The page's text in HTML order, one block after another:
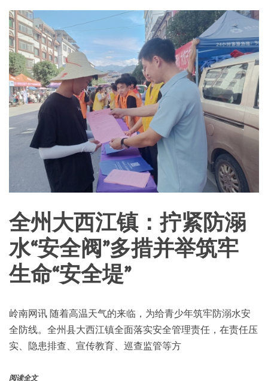
全州大西江镇：拧紧防溺
水“安全阀”多措并举筑牢
生命“安全堤”
岭南网讯 随着高温天气的来临，为给青少年筑牢防溺水安
全防线。全州县大西江镇全面落实安全管理责任，在责任压
实、隐患排查、宣传教育、巡查监管等方
阅读全文